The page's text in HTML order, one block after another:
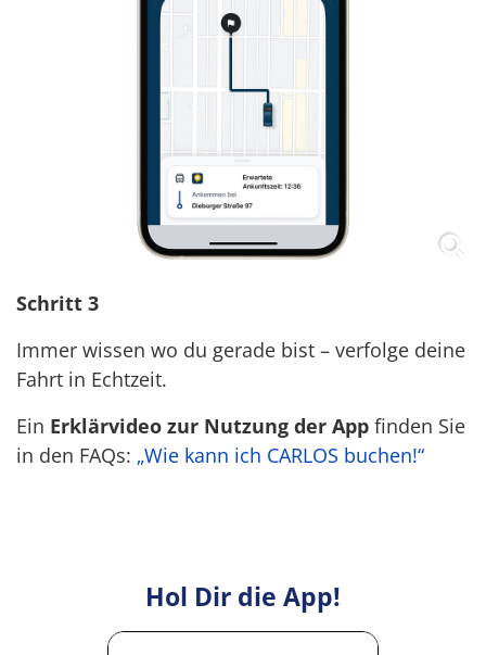
Schritt 3
Immer wissen wo du gerade bist – verfolge deine
Fahrt in Echtzeit.
Ein Erklärvideo zur Nutzung der App finden Sie
in den FAQs: „Wie kann ich CARLOS buchen!“
Hol Dir die App!